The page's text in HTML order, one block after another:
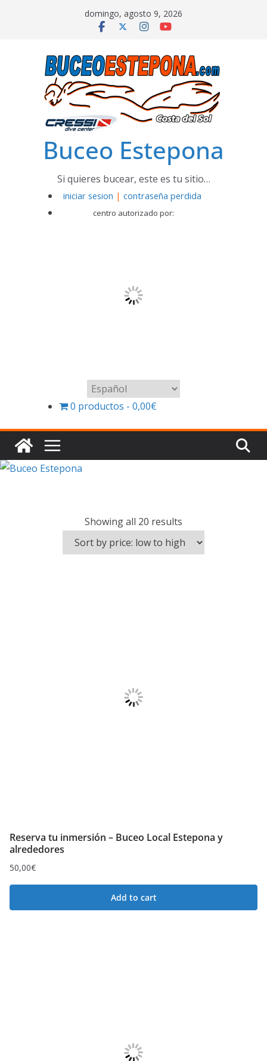
domingo, agosto 9, 2026
Buceo Estepona
Si quieres bucear, este es tu sitio…
iniciar sesion | contraseña perdida
centro autorizado por:
Elegir
un
0 productos 0,00€
Showing all 20 results
Reserva tu inmersión – Buceo Local Estepona y
alrededores
50,00€
Add to cart